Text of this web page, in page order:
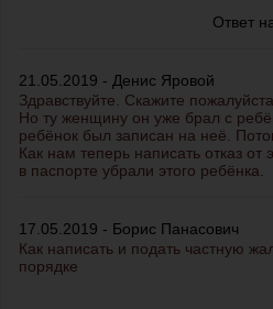
Ответ
21.05.2019 - Денис Яровой
Здравствуйте. Скажите
Но ту женщину он уже брал с
ребёнок был записан на неё.
Как нам теперь написать отказ
в паспорте убрали этого ребёнка.
17.05.2019 - Борис Панасович
Как написать и подать частную
порядке